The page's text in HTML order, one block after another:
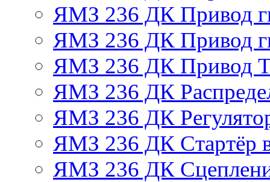
ЯМЗ 236 ДК Привод
ЯМЗ 236 ДК Привод
ЯМЗ 236 ДК Привод
ЯМЗ 236 ДК
ЯМЗ 236 ДК
ЯМЗ 236 ДК Стартёр
ЯМЗ 236 ДК